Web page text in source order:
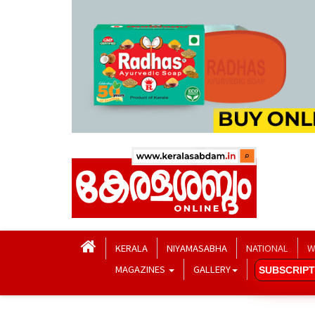
KERALA NIYAMASABHA NATIONAL
MAGAZINES
GALLERY